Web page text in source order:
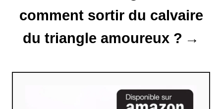
comment sortir du calvaire
du triangle amoureux ?